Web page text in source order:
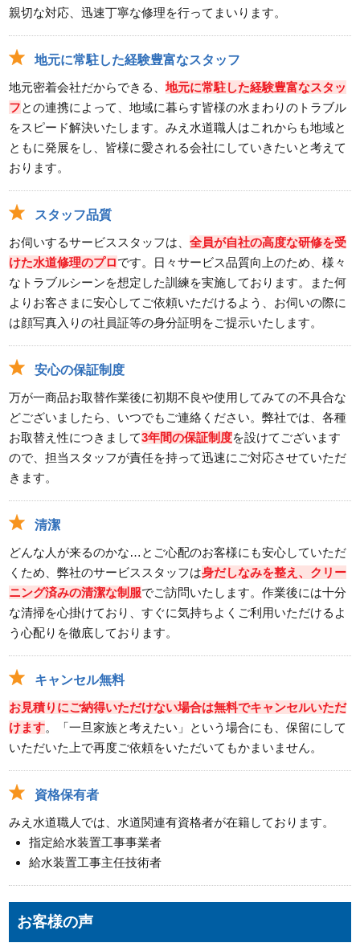
2026/07/23
を受けお伺いしました。
2026/07/14
三重県亀山市小川町へ台所蛇口故障の依頼を受けお伺
いしました。
2026/07/14
お伺いしました。
2026/07/14
三重県津市一身田上津部田へ台所蛇口の修理依頼を受
けお伺いしました。
スタッフの修理報告や事例の一覧はこちら
親切な対応、迅速丁寧な修理を行ってまいります。
地元に常駐した経験豊富なスタッフ
地元密着会社だからできる、地元に常駐した経験豊富なスタッ
フとの連携によって、地域に暮らす皆様の水まわりのトラブル
をスピード解決いたします。みえ水道職人はこれからも地域と
ともに発展をし、皆様に愛される会社にしていきたいと考えて
おります。
スタッフ品質
お伺いするサービススタッフは、全員が自社の高度な研修を受
けた水道修理のプロです。日々サービス品質向上のため、様々
なトラブルシーンを想定した訓練を実施しております。また何
よりお客さまに安心してご依頼いただけるよう、お伺いの際に
は顔写真入りの社員証等の身分証明をご提示いたします。
安心の保証制度
万が一商品お取替作業後に初期不良や使用してみての不具合な
どございましたら、いつでもご連絡ください。弊社では、各種
お取替え性につきまして3年間の保証制度を設けてございます
ので、担当スタッフが責任を持って迅速にご対応させていただ
きます。
清潔
どんな人が来るのかな…とご心配のお客様にも安心していただ
くため、弊社のサービススタッフは身だしなみを整え、クリー
ニング済みの清潔な制服でご訪問いたします。作業後には十分
な清掃を心掛けており、すぐに気持ちよくご利用いただけるよ
う心配りを徹底しております。
キャンセル無料
お見積りにご納得いただけない場合は無料でキャンセルいただ
けます。「一旦家族と考えたい」という場合にも、保留にして
いただいた上で再度ご依頼をいただいてもかまいません。
資格保有者
みえ水道職人では、水道関連有資格者が在籍しております。
指定給水装置工事事業者
給水装置工事主任技術者
お客様の声